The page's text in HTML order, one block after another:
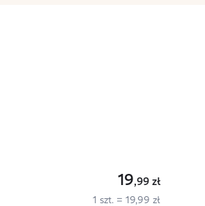
19,99 zł
1 szt. = 19,99 zł